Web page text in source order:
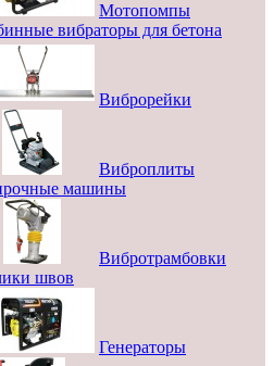
Мотопомпы
вибраторы для бетона
Виброрейки
Виброплиты
машины
Вибротрамбовки
швов
Генераторы